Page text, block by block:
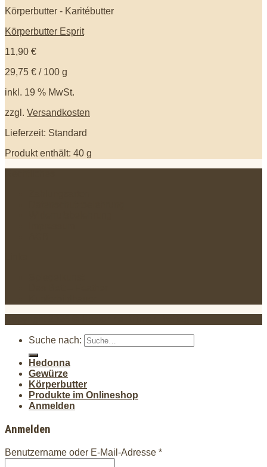
Körperbutter - Karitébutter
Körperbutter Esprit
11,90 €
29,75 € / 100 g
inkl. 19 % MwSt.
zzgl. Versandkosten
Lieferzeit: Standard
Produkt enthält: 40 g
Suche nach:
Hedonna
Gewürze
Körperbutter
Produkte im Onlineshop
Anmelden
Anmelden
Benutzername oder E-Mail-Adresse *